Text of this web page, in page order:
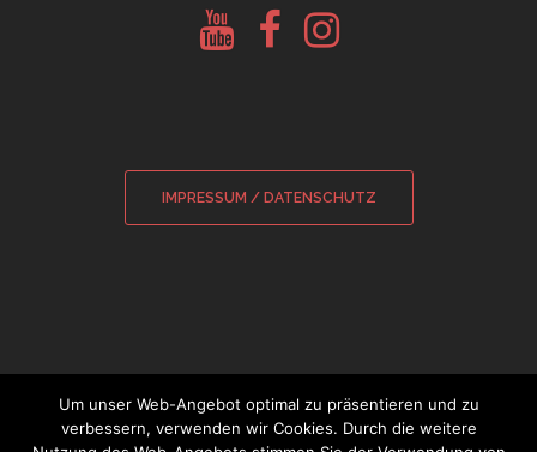
Youtube
Glockenberatung
Facebook
Glockenbörse
Instagram
Glockenbörse
IMPRESSUM / DATENSCHUTZ
Um unser Web-Angebot optimal zu präsentieren und zu
verbessern, verwenden wir Cookies. Durch die weitere